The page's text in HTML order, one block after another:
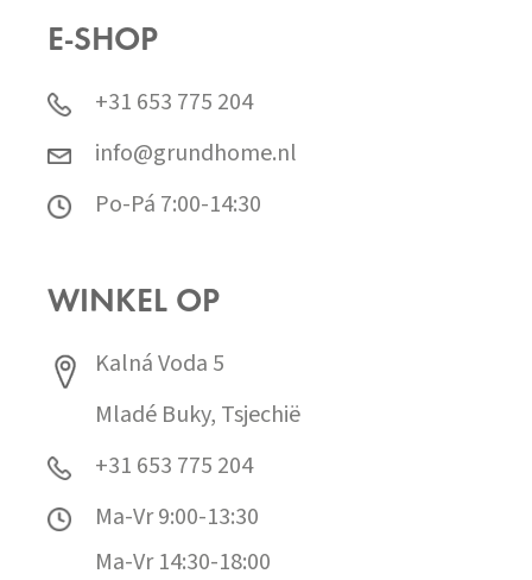
E-SHOP
+31 653 775 204
info@grundhome.nl
Po-Pá 7:00-14:30
WINKEL OP
Kalná Voda 5
Mladé Buky, Tsjechië
+31 653 775 204
Ma-Vr 9:00-13:30
Ma-Vr 14:30-18:00